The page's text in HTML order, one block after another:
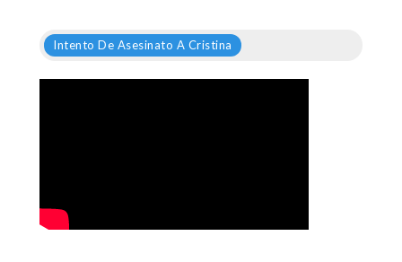
Intento De Asesinato A Cristina